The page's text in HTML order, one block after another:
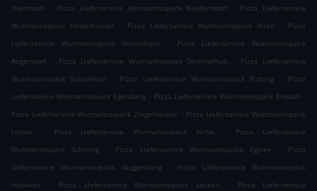
Steinbach . Pizza Lieferservice Wurmannsquick Niederndorf . Pizza Lieferservice
Wurmannsquick Hinterholzen
. Pizza Lieferservice Wurmannsquick Straß .
Pizza
Lieferservice Wurmannsquick Hirschhorn
.
Pizza Lieferservice Wurmannsquick
Angerstorf
. Pizza Lieferservice Wurmannsquick Demmelhub .
Pizza Lieferservice
Wurmannsquick Schicklhub
. Pizza Lieferservice Wurmannsquick Putting .
Pizza
Lieferservice Wurmannsquick Egelsberg . Pizza Lieferservice Wurmannsquick Endach .
Pizza Lieferservice Wurmannsquick Ziegelhäuser . Pizza Lieferservice Wurmannsquick
Leiten
. Pizza Lieferservice Wurmannsquick Aicha .
Pizza Lieferservice
Wurmannsquick Schilling
. Pizza Lieferservice Wurmannsquick Eglsee .
Pizza
Lieferservice Wurmannsquick Guggenberg
.
Pizza Lieferservice Wurmannsquick
Hubwies
. Pizza Lieferservice Wurmannsquick Lacken .
Pizza Lieferservice